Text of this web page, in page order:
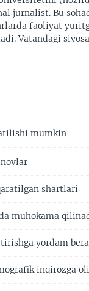
jurnalist. Bu
faoliyat
Vatandagi
mumkin
shartlari
muhokama
yordam
inqirozga